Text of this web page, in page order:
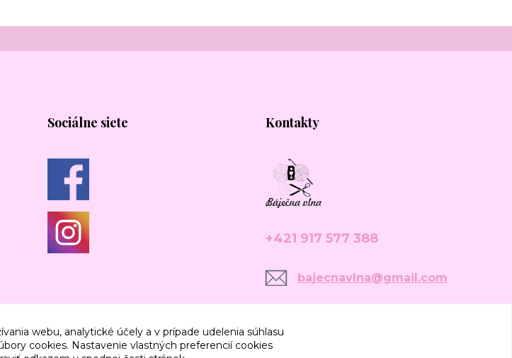
Sociálne siete Kontakty
+421 917 577 388
bajecnavlna@gmail.com
webu, analytické účely a v prípade udelenia súhlasu
cookies. Nastavenie vlastných preferencií cookies